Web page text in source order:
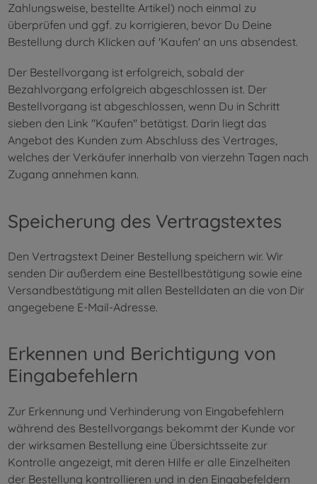
Zahlungsweise, bestellte Artikel) noch einmal zu
überprüfen und ggf. zu korrigieren, bevor Du Deine
Bestellung durch Klicken auf 'Kaufen' an uns absendest.
Der Bestellvorgang ist erfolgreich, sobald der
Bezahlvorgang erfolgreich abgeschlossen ist. Der
Bestellvorgang ist abgeschlossen, wenn Du in Schritt
sieben den Link "Kaufen" betätigst. Darin liegt das
Angebot des Kunden zum Abschluss des Vertrages,
welches der Verkäufer innerhalb von vierzehn Tagen nach
Zugang annehmen kann.
Speicherung des Vertragstextes
Den Vertragstext Deiner Bestellung speichern wir. Wir
senden Dir außerdem eine Bestellbestätigung sowie eine
Versandbestätigung mit allen Bestelldaten an die von Dir
angegebene E-Mail-Adresse.
Erkennen und Berichtigung von
Eingabefehlern
Zur Erkennung und Verhinderung von Eingabefehlern
während des Bestellvorgangs bekommt der Kunde vor
der wirksamen Bestellung eine Übersichtsseite zur
Kontrolle angezeigt, mit deren Hilfe er alle Einzelheiten
der Bestellung kontrollieren und in den Eingabefeldern